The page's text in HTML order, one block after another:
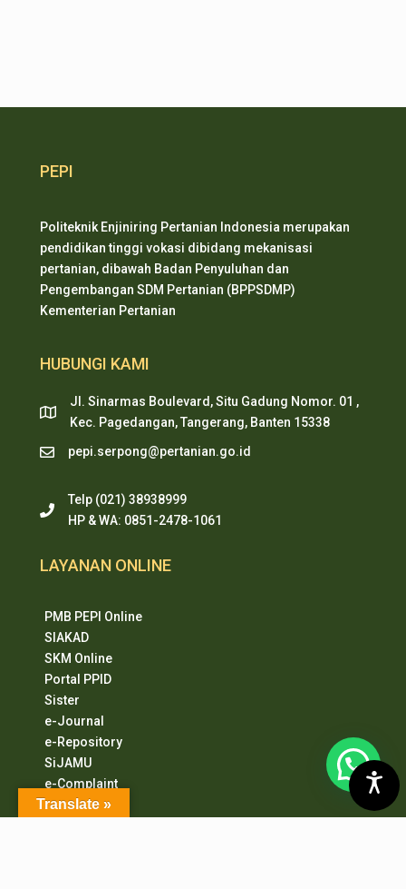
PEPI
Politeknik Enjiniring Pertanian Indonesia merupakan
pendidikan tinggi vokasi dibidang mekanisasi
pertanian, dibawah Badan Penyuluhan dan
Pengembangan SDM Pertanian (BPPSDMP)
Kementerian Pertanian
HUBUNGI KAMI
Jl. Sinarmas Boulevard, Situ Gadung Nomor. 01 ,
Kec. Pagedangan, Tangerang, Banten 15338
pepi.serpong@pertanian.go.id
Telp (021) 38938999
HP & WA: 0851-2478-1061
LAYANAN ONLINE
PMB PEPI Online
SIAKAD
SKM Online
Portal PPID
Sister
e-Journal
e-Repository
SiJAMU
e-Complaint
Translate »